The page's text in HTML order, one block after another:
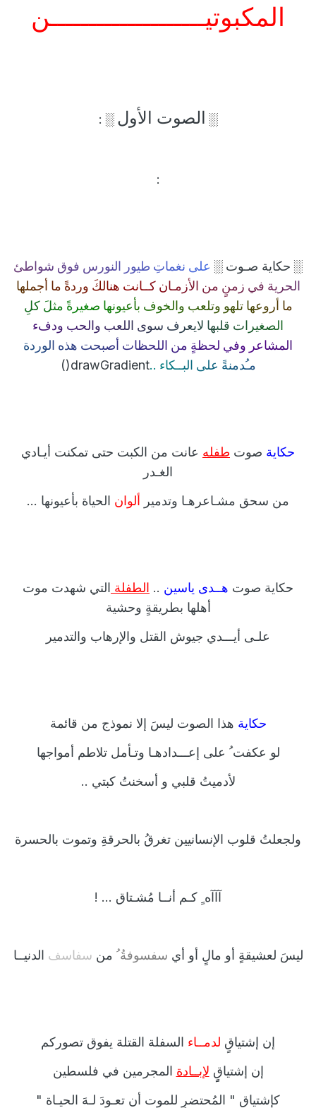
المكبوتيــــــــــــــــــــن
░ الصوت الأول ░
░ حكاية صـوت ░ على غمات طيور لنور س فوق شواطئ
لحر ة في ز من من لز مـان كــانت هنالك ور دة ما جملها
ما ر وعها تلهو وتلعب والخوف أعيونها صغير ة مثل كل
لصغير ت قلبها ليعر ف سوى للعب والحب ودف ء
لمشاعر وفي حظة من للحظات صبحت هذه لور دة
مـدمنة على لبــكاء .
drawGradient()
حكايةصوت طفلهعانت من الكبت حتى تمكنت أيـادي
الغـدر
من سحق مشـاعرهـا وتدمير ألوانالحياة بأعيونها ...
حكاية صوت هــدى ياسين.. الطفلة التي شهدت موت
أهلها بطريقةٍ وحشية
علـى أيـــدي جيوش القتل والإرهاب والتدمير
حكايةهذا الصوت ليسَ إلا نموذج من قائمة
لو عكفت ُ على إعـــدادهـا وتـأمل تلاطم أمواجها
لأدميتُ قلبي و أسخنتُ كبتي ..
ولجعلتُ قلوب الإنسانيينتغرقُ بالحرقةِ وتموت بالحسرة
آآآهٍ كـم أنــا مُشـتاق ... !
ليسَ لعشيقةٍأو مالٍ أو أي سفسوفةُُ من سفاسف الدنيــا
إن إشتياقٍ لدمــاءالسفلة القتلة يفوق تصوركم
إن إشتياقٍٍ لإبــادةالمجرمين في فلسطين
كإشتياق " المُحتضرٍ للموت أن تعـودَ لـهَ الحيـاة "